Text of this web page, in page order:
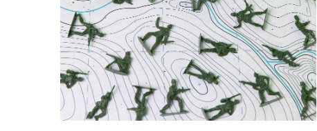
A integração das forças armadas na
repressão imigratória